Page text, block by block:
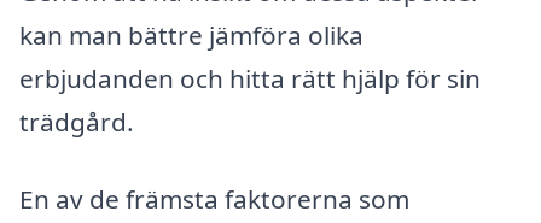
kan man bättre jämföra olika
erbjudanden och hitta rätt hjälp för sin
trädgård.
En av de främsta faktorerna som